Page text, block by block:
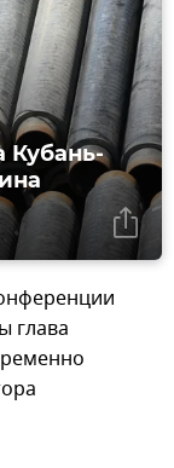
Кубань-
глава